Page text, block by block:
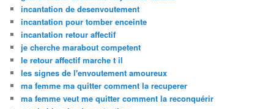
incantation de desenvoutement
incantation pour tomber enceinte
incantation retour affectif
je cherche marabout competent
le retour affectif marche t il
les signes de l'envoutement amoureux
ma femme ma quitter comment la recuperer
ma femme veut me quitter comment la reconquérir